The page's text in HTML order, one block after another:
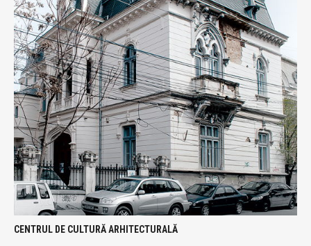
CENTRUL DE CULTURĂ ARHITECTURALĂ